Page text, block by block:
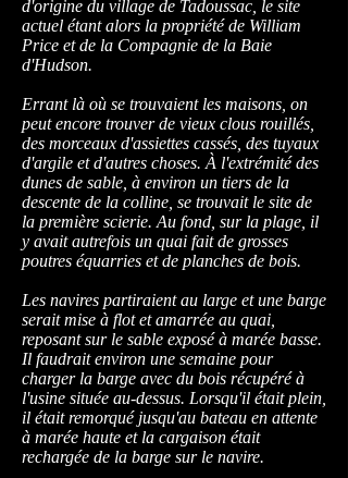
d'origine du village de Tadoussac, le site
actuel étant alors la propriété de William
Price et de la Compagnie de la Baie
d'Hudson.
Errant là où se trouvaient les maisons, on
peut encore trouver de vieux clous rouillés,
des morceaux d'assiettes cassés, des tuyaux
d'argile et d'autres choses. À l'extrémité des
dunes de sable, à environ un tiers de la
descente de la colline, se trouvait le site de
la première scierie. Au fond, sur la plage, il
y avait autrefois un quai fait de grosses
poutres équarries et de planches de bois.
Les navires partiraient au large et une barge
serait mise à flot et amarrée au quai,
reposant sur le sable exposé à marée basse.
Il faudrait environ une semaine pour
charger la barge avec du bois récupéré à
l'usine située au-dessus. Lorsqu'il était plein,
il était remorqué jusqu'au bateau en attente
à marée haute et la cargaison était
rechargée de la barge sur le navire.